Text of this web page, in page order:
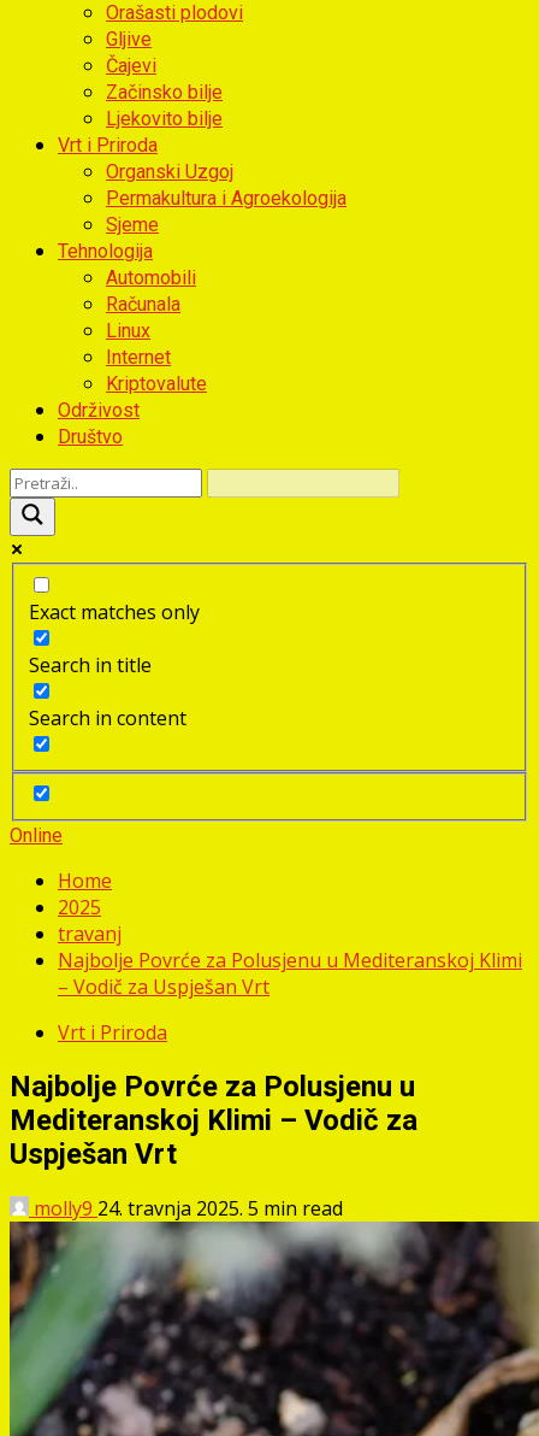
Orašasti plodovi
Gljive
Čajevi
Začinsko bilje
Ljekovito bilje
Vrt i Priroda
Organski Uzgoj
Permakultura i Agroekologija
Sjeme
Tehnologija
Automobili
Računala
Linux
Internet
Kriptovalute
Održivost
Društvo
Exact matches only
Search in title
Search in content
Online
Home
2025
travanj
Najbolje Povrće za Polusjenu u Mediteranskoj Klimi
– Vodič za Uspješan Vrt
Vrt i Priroda
Najbolje Povrće za Polusjenu u
Mediteranskoj Klimi – Vodič za
Uspješan Vrt
molly9 24. travnja 2025. 5 min read